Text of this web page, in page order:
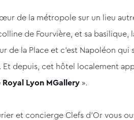
de la métropole sur un lieu
de Fourvière, et sa basilique,
de la Place et c’est Napoléon
depuis, cet hôtel localement
Royal Lyon MGallery».
et concierge Clefs d’Or vous